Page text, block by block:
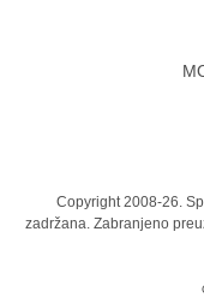
Copyright 2008-26.
zadržana. Zabranjeno